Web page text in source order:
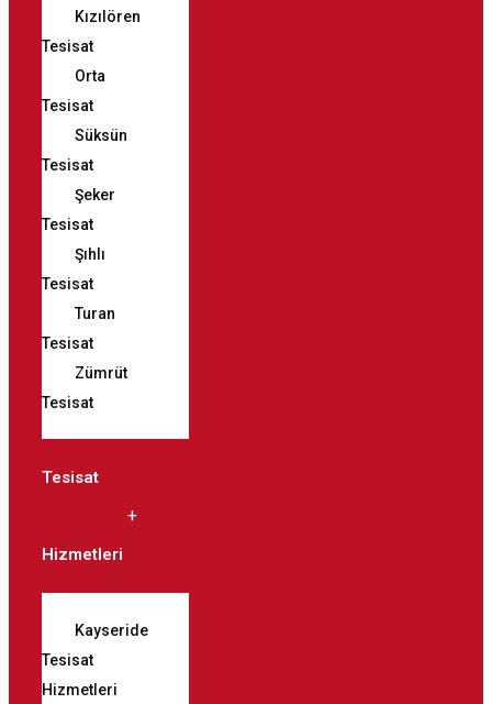
Kızılören
Tesisat
Orta
Tesisat
Süksün
Tesisat
Şeker
Tesisat
Şıhlı
Tesisat
Turan
Tesisat
Zümrüt
Tesisat
Tesisat
Hizmetleri
Kayseride
Tesisat
Hizmetleri